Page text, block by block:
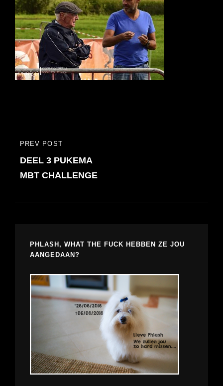
Bericht
navigatie
PREVIOUS
POST
PREV POST
DEEL 3 PUKEMA
MBT CHALLENGE
PHLASH, WHAT THE FUCK HEBBEN ZE JOU
AANGEDAAN?